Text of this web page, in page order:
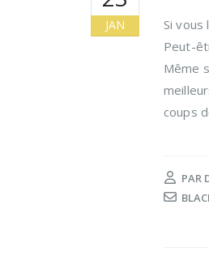
JAN Si vous
Peut-
Même
coups
PAR